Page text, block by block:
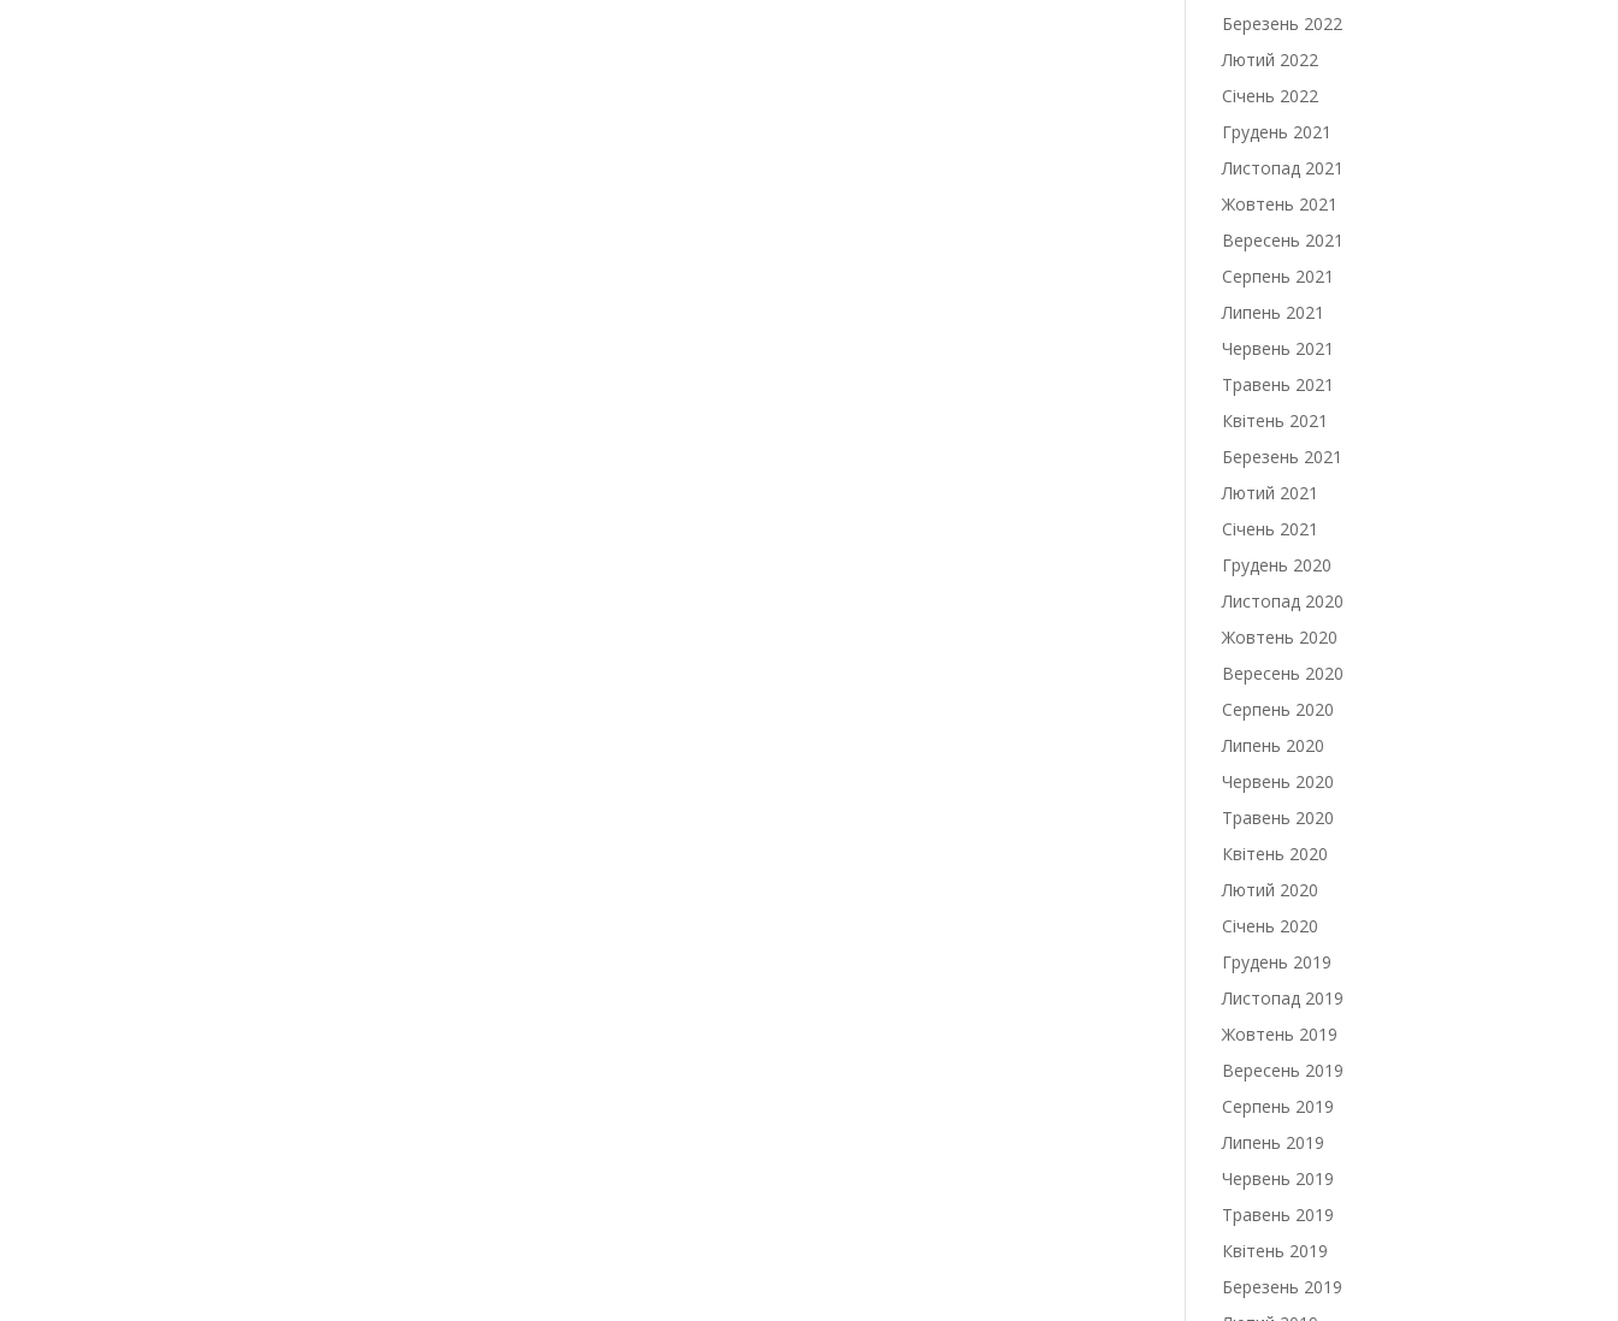
Березень 2022
Лютий 2022
Січень 2022
Грудень 2021
Листопад 2021
Жовтень 2021
Вересень 2021
Серпень 2021
Липень 2021
Червень 2021
Травень 2021
Квітень 2021
Березень 2021
Лютий 2021
Січень 2021
Грудень 2020
Листопад 2020
Жовтень 2020
Вересень 2020
Серпень 2020
Липень 2020
Червень 2020
Травень 2020
Квітень 2020
Лютий 2020
Січень 2020
Грудень 2019
Листопад 2019
Жовтень 2019
Вересень 2019
Серпень 2019
Липень 2019
Червень 2019
Травень 2019
Квітень 2019
Березень 2019